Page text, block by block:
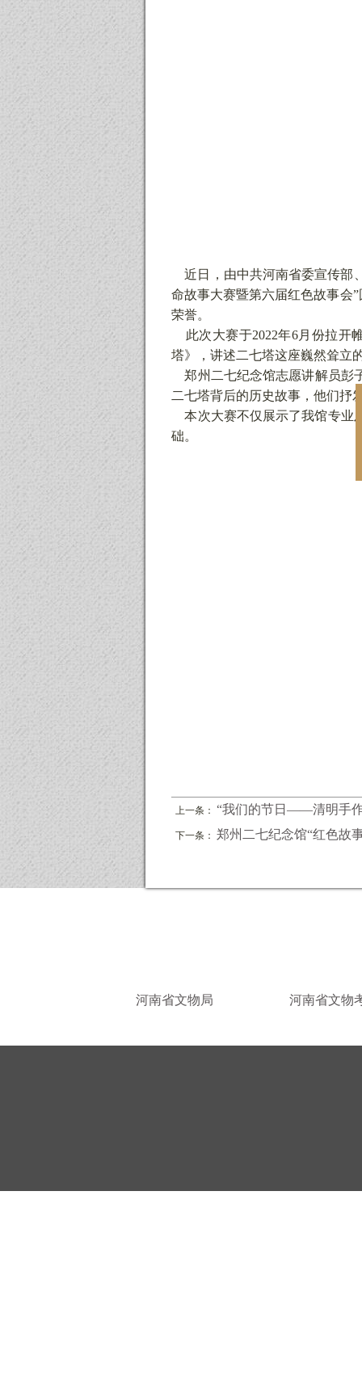
近日，由中共河南省委宣传部
命故事大赛暨第六届红色故事会
荣誉。
此次大赛于2022年6月份拉开
塔》，讲述二七塔这座巍然耸立
郑州二七纪念馆志愿讲解员彭
二七塔背后的历史故事，他们抒
本次大赛不仅展示了我馆专业
础。
上一条： “我们的节日——清明手
下一条： 郑州二七纪念馆“红色故
河南省文物局 河南省文物